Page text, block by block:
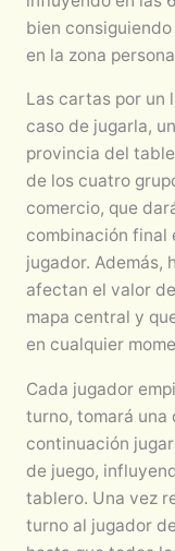
bien
en la zona
Las cartas por un
caso de jugarla,
provincia del
de los cuatro
comercio, que
combinación final
jugador. Además,
afectan el valor
mapa central y
en cualquier
Cada jugador
turno, tomará una
continuación
de juego,
tablero. Una vez
turno al jugador